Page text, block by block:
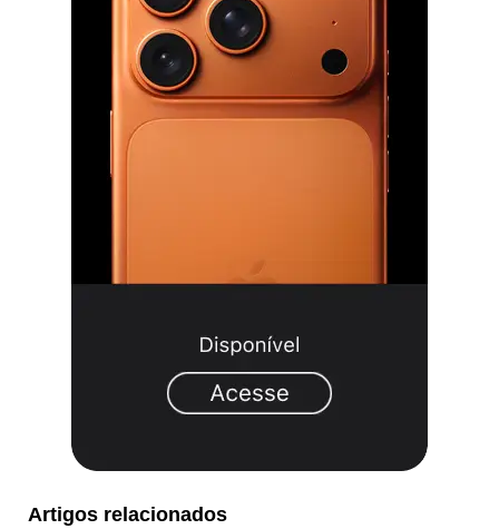
Artigos relacionados